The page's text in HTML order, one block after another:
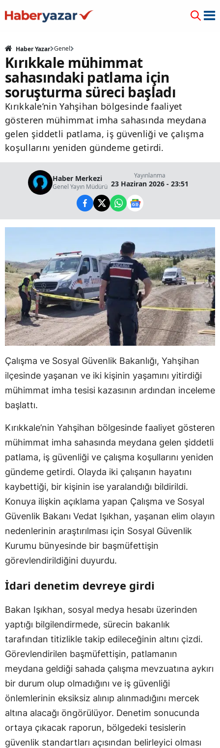
Haber Yazar Genel
Kırıkkale mühimmat
sahasındaki patlama için
soruşturma süreci başladı
Kırıkkale’nin Yahşihan bölgesinde faaliyet
gösteren mühimmat imha sahasında meydana
gelen şiddetli patlama, iş güvenliği ve çalışma
koşullarını yeniden gündeme getirdi.
Haber Merkezi
Genel Yayın Müdürü
Yayınlanma
23 Haziran 2026 - 23:51
Çalışma ve Sosyal Güvenlik Bakanlığı, Yahşihan
ilçesinde yaşanan ve iki kişinin yaşamını yitirdiği
mühimmat imha tesisi kazasının ardından inceleme
başlattı.
Kırıkkale’nin Yahşihan bölgesinde faaliyet gösteren
mühimmat imha sahasında meydana gelen şiddetli
patlama, iş güvenliği ve çalışma koşullarını yeniden
gündeme getirdi. Olayda iki çalışanın hayatını
kaybettiği, bir kişinin ise yaralandığı bildirildi.
Konuya ilişkin açıklama yapan Çalışma ve Sosyal
Güvenlik Bakanı Vedat Işıkhan, yaşanan elim olayın
nedenlerinin araştırılması için Sosyal Güvenlik
Kurumu bünyesinde bir başmüfettişin
görevlendirildiğini duyurdu.
İdari denetim devreye girdi
Bakan Işıkhan, sosyal medya hesabı üzerinden
yaptığı bilgilendirmede, sürecin bakanlık
tarafından titizlikle takip edileceğinin altını çizdi.
Görevlendirilen başmüfettişin, patlamanın
meydana geldiği sahada çalışma mevzuatına aykırı
bir durum olup olmadığını ve iş güvenliği
önlemlerinin eksiksiz alınıp alınmadığını mercek
altına alacağı öngörülüyor. Denetim sonucunda
ortaya çıkacak raporun, bölgedeki tesislerin
güvenlik standartları açısından belirleyici olması